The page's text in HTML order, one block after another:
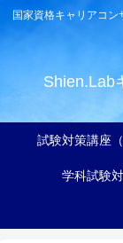
国家資格キャリアコ
Shien.Lab
試験対策講座（
学科試験